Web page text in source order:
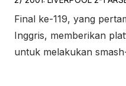
Final ke-119, yang
Inggris, memberikan
untuk melakukan